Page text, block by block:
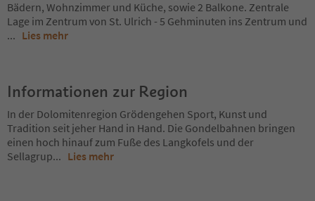
Bädern, Wohnzimmer und Küche, sowie 2 Balkone. Zentrale
Lage im Zentrum von St. Ulrich - 5 Gehminuten ins Zentrum und
... Lies mehr
Informationen zur Region
In der Dolomitenregion Grödengehen Sport, Kunst und
Tradition seit jeher Hand in Hand. Die Gondelbahnen bringen
einen hoch hinauf zum Fuße des Langkofels und der
Sellagrup... Lies mehr